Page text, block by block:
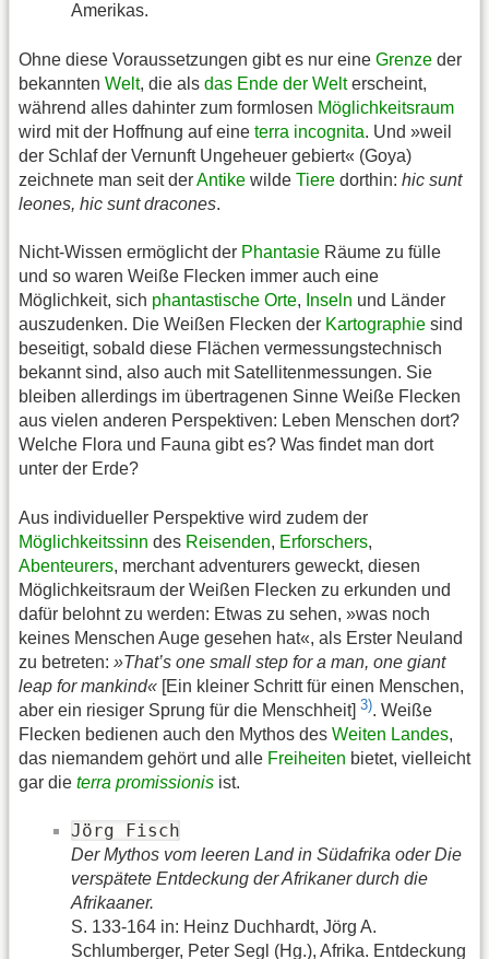
Amerikas.
Ohne diese Voraussetzungen gibt es nur eine Grenze der
bekannten Welt, die als das Ende der Welterscheint,
während alles dahinter zum formlosen Möglichkeitsraum
wird mit der Hoffnung auf eine terra incognita. Und »weil
der Schlaf der Vernunft Ungeheuer gebiert« (Goya)
zeichnete man seit derAntike wilde Tiere dorthin: hic sunt
leones, hic sunt dracones.
Nicht-Wissen ermöglicht der Phantasie Räume zu fülle
und so waren Weiße Flecken immer auch eine
Möglichkeit, sich phantastische Orte, Inseln und Länder
auszudenken. Die Weißen Flecken der Kartographie sind
beseitigt, sobald diese Flächen vermessungstechnisch
bekannt sind, also auch mit Satellitenmessungen. Sie
bleiben allerdings im übertragenen Sinne Weiße Flecken
aus vielen anderen Perspektiven: Leben Menschen dort?
Welche Flora und Fauna gibt es? Was findet man dort
unter der Erde?
Aus individueller Perspektive wird zudem der
Möglichkeitssinn des Reisenden, Erforschers,
Abenteurers, merchant adventurers geweckt, diesen
Möglichkeitsraum der Weißen Flecken zu erkunden und
dafür belohnt zu werden: Etwas zu sehen, »was noch
keines Menschen Auge gesehen hat«, als Erster Neuland
zu betreten: »That’s one small step for a man, one giant
leap for mankind« [Ein kleiner Schritt für einen Menschen,
aber ein riesiger Sprung für die Menschheit] 3). Weiße
Flecken bedienen auch den Mythos des Weiten Landes,
das niemandem gehört und alle Freiheiten bietet, vielleicht
gar die terra promissionis ist.
Jörg Fisch
Der Mythos vom leeren Land in Südafrika oder Die
verspätete Entdeckung der Afrikaner durch die
Afrikaaner.
S. 133-164 in: Heinz Duchhardt, Jörg A.
Schlumberger, Peter Segl (Hg.), Afrika. Entdeckung